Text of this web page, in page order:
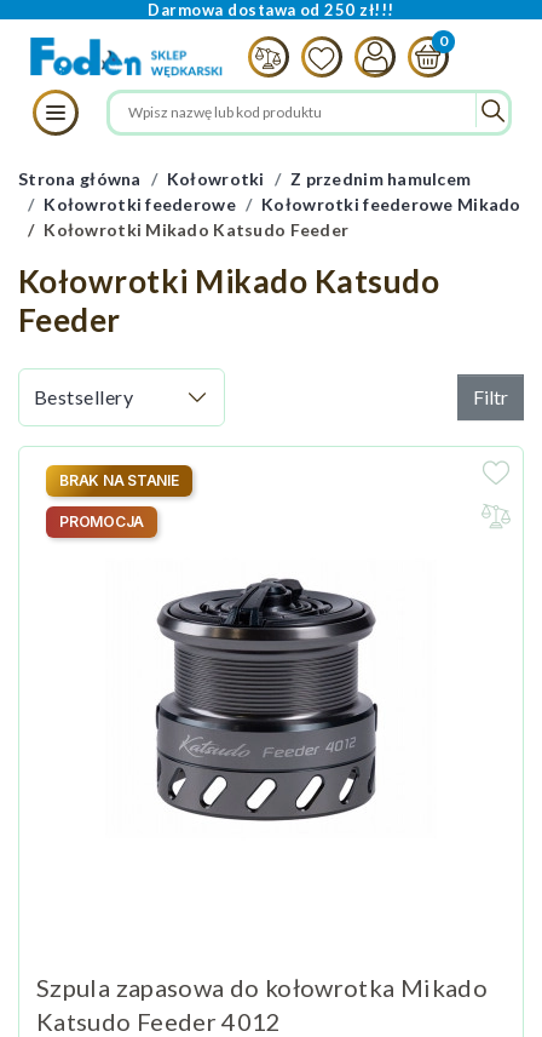
Darmowa dostawa od 250 zł!!!
Strona główna Kołowrotki
Z przednim hamulcem
Kołowrotki feederowe
Kołowrotki feederowe Mikado
Kołowrotki Mikado Katsudo Feeder
Kołowrotki Mikado Katsudo
Feeder
Filtr
Szpula zapasowa do kołowrotka Mikado
Katsudo Feeder 4012
BRAK NA STANIE
PROMOCJA